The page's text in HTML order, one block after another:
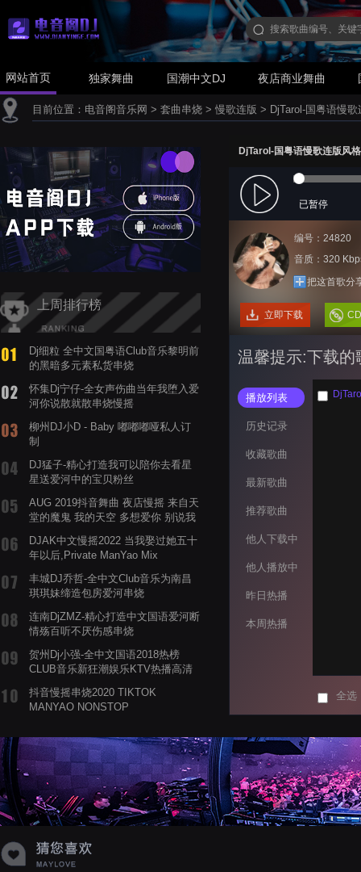
网站首页 独家舞曲 国潮中文DJ 夜店商业舞曲
目前位置： 电音阁音乐网 > 套曲串烧 > 慢歌连版 > DjTarol-国粤语慢
上周排行榜
Dj细粒 全中文国粤语Club音乐黎明前
的黑暗多元素私货串烧
怀集Dj宁仔-全女声伤曲当年我堕入爱
河你说散就散串烧慢摇
柳州DJ小D - Baby 嘟嘟嘟哑私人订
制
DJ猛子-精心打造我可以陪你去看星
星送爱河中的宝贝粉丝
AUG 2019抖音舞曲 夜店慢摇 来自天
堂的魔鬼 我的天空 多想爱你 别说我
DJAK中文慢摇2022 当我娶过她五十
年以后,Private ManYao Mix
丰城DJ乔哲-全中文Club音乐为南昌
琪琪妹缔造包房爱河串烧
连南DjZMZ-精心打造中文国语爱河断
情殇百听不厌伤感串烧
贺州Dj小强-全中文国语2018热榜
CLUB音乐新狂潮娱乐KTV热播高清
抖音慢摇串烧2020 TIKTOK
MANYAO NONSTOP
蝉爸爸妈妈爱存在夏天的风是想你的
声音啊
DjTarol-国粤语慢歌连版风
已暂停
编号：24820
音质：320
把这首歌分
立即下载
温馨提示:下载的
播放列表
历史记录
收藏歌曲
最新歌曲
推荐歌曲
他人下载中
他人播放中
昨日热播
本周热播
全选